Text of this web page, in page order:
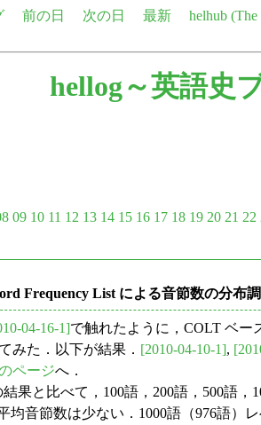
前の日 次の日 最新
helhub
hellog～英語史
09 10 11 12 13 14 15 16 17 18 19 20 21 22
Frequency List による音節数の分布
04-16-1]で触れたように，COLT ベー
みた．以下が結果． [2010-04-10-1],
ページへ．
果と比べて，100語，200語，500語，
均音節数は少ない．1000語（976語）